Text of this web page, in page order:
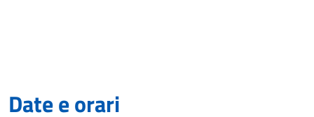
Date e orari